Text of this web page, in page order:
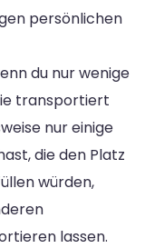
persönlichen
du nur wenige
transportiert
nur einige
die den Platz
würden,
lassen.